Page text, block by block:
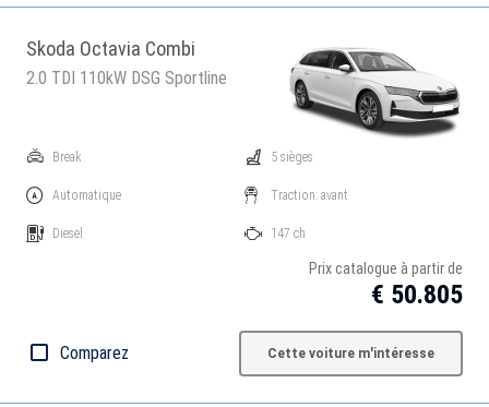
Skoda Octavia Combi
2.0 TDI 110kW DSG Sportline
Break
Automatique
Diesel
5 sièges
Traction: avant
147 ch
Prix catalogue à partir de
€ 50.805
Comparez Cette voiture m'intéresse